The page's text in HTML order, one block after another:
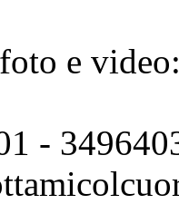
e
-